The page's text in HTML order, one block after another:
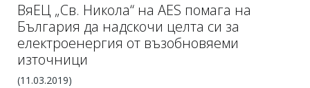
ВяЕЦ „Св. Никола“ на AES помага на
България да надскочи целта си за
електроенергия от възобновяеми
източници
(11.03.2019)